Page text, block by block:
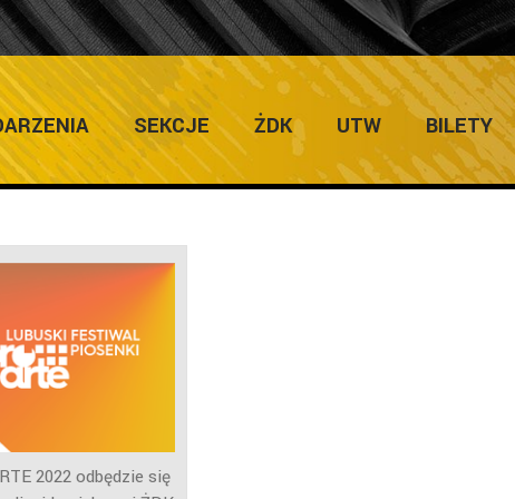
SEKCJE ŻDK UTW BILETY
PIOSENKI 2022
2022 odbędzie się